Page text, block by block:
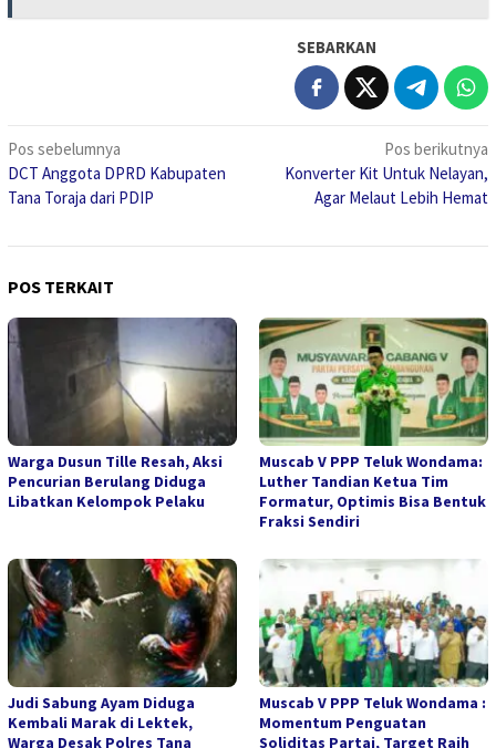
SEBARKAN
Navigasi
pos
Pos sebelumnya
DCT Anggota DPRD Kabupaten
Tana Toraja dari PDIP
Pos berikutnya
Konverter Kit Untuk Nelayan,
Agar Melaut Lebih Hemat
POS TERKAIT
Warga Dusun Tille Resah, Aksi
Pencurian Berulang Diduga
Libatkan Kelompok Pelaku
Muscab V PPP Teluk Wondama:
Luther Tandian Ketua Tim
Formatur, Optimis Bisa Bentuk
Fraksi Sendiri
Judi Sabung Ayam Diduga
Kembali Marak di Lektek,
Warga Desak Polres Tana
Muscab V PPP Teluk Wondama :
Momentum Penguatan
Soliditas Partai, Target Raih